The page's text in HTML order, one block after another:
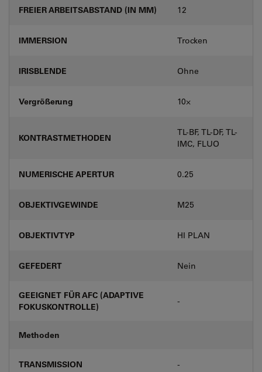
FREIER ARBEITSABSTAND (IN MM) 12
IMMERSION Trocken
IRISBLENDE Ohne
Vergrößerung 10⨉
KONTRASTMETHODEN
TL-BF, TL-DF, TL-
IMC, FLUO
NUMERISCHE APERTUR 0.25
OBJEKTIVGEWINDE M25
OBJEKTIVTYP HI PLAN
GEFEDERT Nein
GEEIGNET FÜR AFC (ADAPTIVE
FOKUSKONTROLLE)
-
Methoden
TRANSMISSION -